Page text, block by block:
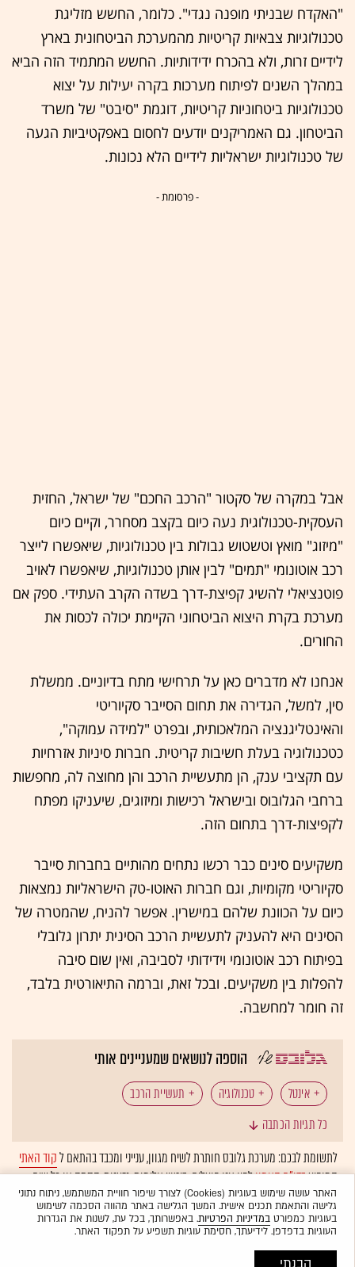
"האקדח שבניתי מופנה נגדי". כלומר, החשש מזליגת
טכנולוגיות צבאיות קריטיות מהמערכת הביטחונית בארץ
לידיים זרות, ולא בהכרח ידידותיות. החשש המתמיד הזה הביא
במהלך השנים לפיתוח מערכות בקרה יעילות על יצוא
טכנולוגיות ביטחוניות קריטיות, דוגמת "סיבט" של משרד
הביטחון. גם האמריקנים יודעים לחסום באפקטיביות הגעה
של טכנולוגיות ישראליות לידיים הלא נכונות.
- פרסומת -
אבל במקרה של סקטור "הרכב החכם" של ישראל, החזית
העסקית-טכנולוגית נעה כיום בקצב מסחרר, וקיים כיום
"מיזוג" מואץ וטשטוש גבולות בין טכנולוגיות, שיאפשרו לייצר
רכב אוטונומי "תמים" לבין אותן טכנולוגיות, שיאפשרו לאויב
פוטנציאלי להשיג קפיצת-דרך בשדה הקרב העתידי. ספק אם
מערכת בקרת היצוא הביטחוני הקיימת יכולה לכסות את
החורים.
אנחנו לא מדברים כאן על תרחישי מתח בדיוניים. ממשלת
סין, למשל, הגדירה את תחום הסייבר סקיוריטי
והאינטליגנציה המלאכותית, ובפרט "למידה עמוקה",
כטכנולוגיה בעלת חשיבות קריטית. חברות סיניות אזרחיות
עם תקציבי ענק, הן מתעשיית הרכב והן מחוצה לה, מחפשות
ברחבי הגלובוס ובישראל רכישות ומיזוגים, שיעניקו מפתח
לקפיצות-דרך בתחום הזה.
משקיעים סינים כבר רכשו נתחים מהותיים בחברות סייבר
סקיוריטי מקומיות, וגם חברות האוטו-טק הישראליות נמצאות
כיום על הכוונת שלהם במישרין. אפשר להניח, שהמטרה של
הסינים היא להעניק לתעשיית הרכב הסינית יתרון גלובלי
בפיתוח רכב אוטונומי וידידותי לסביבה, ואין שום סיבה
להפלות בין משקיעים. ובכל זאת, וברמה התיאורטית בלבד,
זה חומר למחשבה.
הוספה לנושאים שמעניינים אותי
אינטל טכנולוגיה תעשיית הרכב
כל תגיות הכתבה
לתשומת לבכם: מערכת גלובס חותרת לשיח מגוון, ענייני ומכבד בהתאם לקוד האתי
המופיעבדו"ח האמוןלפיו אנו פועלים. ביטויי אלימות, גזענות, הסתה או כל שיח
בלתי הולם אחר מסוננים בצורהאוטומטיתולא יפורסמו באתר.
האתר עושה שימוש בעוגיות (Cookies) לצורך שיפור חוויית המשתמש, ניתוח נתוני
גלישה והתאמת תכנים אישית. המשך הגלישה באתר מהווה הסכמה לשימוש
בעוגיות כמפורטבמדיניות הפרטיות. באפשרותך, בכל עת, לשנות את הגדרות
העוגיות בדפדפן. לידיעתך, חסימת עוגיות תשפיע על תפקוד האתר.